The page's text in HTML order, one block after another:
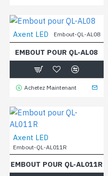
Axent LED Embout-QL-AL08
EMBOUT POUR QL-AL08
Achetez Maintenant
Axent LED
Embout-QL-AL011R
EMBOUT POUR QL-AL011R